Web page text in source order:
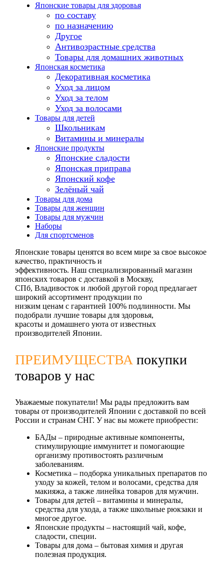
Японские товары для здоровья
по составу
по назначению
Другое
Антивозрастные средства
Товары для домашних животных
Японская косметика
Декоративная косметика
Уход за лицом
Уход за телом
Уход за волосами
Товары для детей
Школьникам
Витамины и минералы
Японские продукты
Японские сладости
Японская приправа
Японский кофе
Зелёный чай
Товары для дома
Товары для женщин
Товары для мужчин
Наборы
Для спортсменов
Японские товары ценятся во всем мире за свое высокое
качество, практичность и
эффективность. Наш специализированный магазин
японских товаров с доставкой в Москву,
СПб, Владивосток и любой другой город предлагает
широкий ассортимент продукции по
низким ценам с гарантией 100% подлинности. Мы
подобрали лучшие товары для здоровья,
красоты и домашнего уюта от известных
производителей Японии.
ПРЕИМУЩЕСТВА покупки
товаров у нас
Уважаемые покупатели! Мы рады предложить вам
товары от производителей Японии с доставкой по всей
России и странам СНГ. У нас вы можете приобрести:
БАДы– природные активные компоненты,
стимулирующие иммунитет и помогающие
организму противостоять различным
заболеваниям.
Косметика – подборка уникальных препаратов по
уходу за кожей, телом и волосами, средства для
макияжа, а также линейка товаров для мужчин.
Товары для детей – витамины и минералы,
средства для ухода, а также школьные рюкзаки и
многое другое.
Японские продукты– настоящий чай, кофе,
сладости, специи.
Товары для дома – бытовая химия и другая
полезная продукция.